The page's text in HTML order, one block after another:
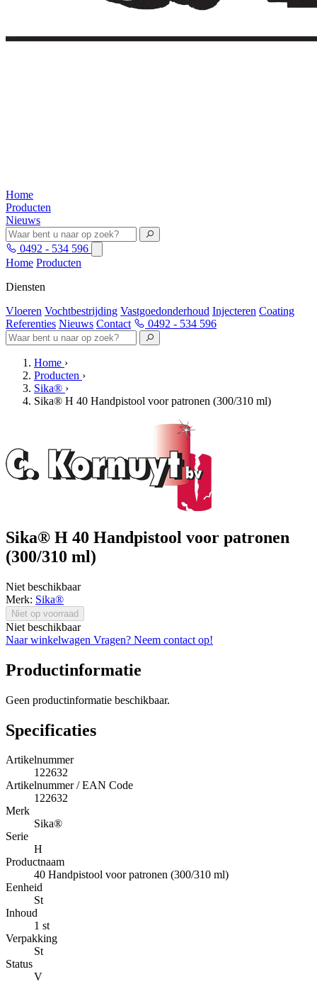
Home
Producten
Nieuws
0492 - 534 596
Home Producten
Diensten
Vloeren Vochtbestrijding Vastgoedonderhoud Injecteren Coating
Referenties Nieuws Contact 0492 - 534 596
Home ›
Producten ›
Sika® ›
Sika® H 40 Handpistool voor patronen (300/310 ml)
Sika® H 40 Handpistool voor patronen
(300/310 ml)
Niet beschikbaar
Merk: Sika®
Niet op voorraad
Niet beschikbaar
Naar winkelwagen Vragen? Neem contact op!
Productinformatie
Geen productinformatie beschikbaar.
Specificaties
Artikelnummer
122632
Artikelnummer / EAN Code
122632
Merk
Sika®
Serie
H
Productnaam
40 Handpistool voor patronen (300/310 ml)
Eenheid
St
Inhoud
1 st
Verpakking
St
Status
V